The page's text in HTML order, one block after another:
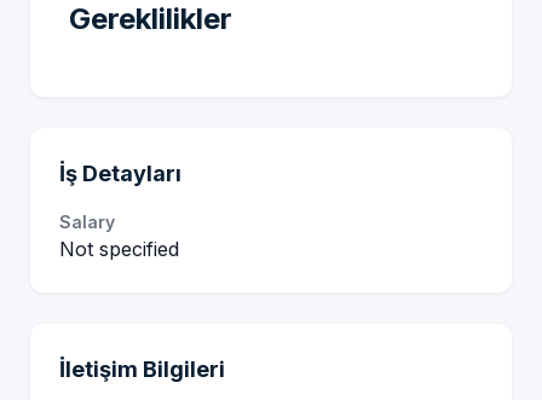
Gereklilikler
İş Detayları
Salary
Not specified
İletişim Bilgileri